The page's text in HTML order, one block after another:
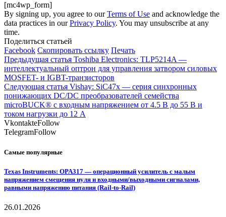
[mc4wp_form]
By signing up, you agree to ourTerms of Use and acknowledge the
data practices in ourPrivacy Policy. You may unsubscribe at any
time.
Поделиться статьей
Facebook Скопировать ссылку Печать
Предыдущая статья Toshiba Electronics: TLP5214A —
интеллектуальный оптрон для управления затвором силовых
MOSFET- и IGBT-транзисторов
Следующая статья Vishay: SiC47x — серия синхронных
понижающих DC/DC преобразователей семейства
microBUCK® с входным напряжением от 4.5 В до 55 В и
током нагрузки до 12 А
VkontakteFollow
TelegramFollow
Самые популярные
Texas Instruments: OPA317 — операционный усилитель с малым
напряжением смещения нуля и входными/выходными сигналами,
равными напряжению питания (Rail-to-Rail)
26.01.2026